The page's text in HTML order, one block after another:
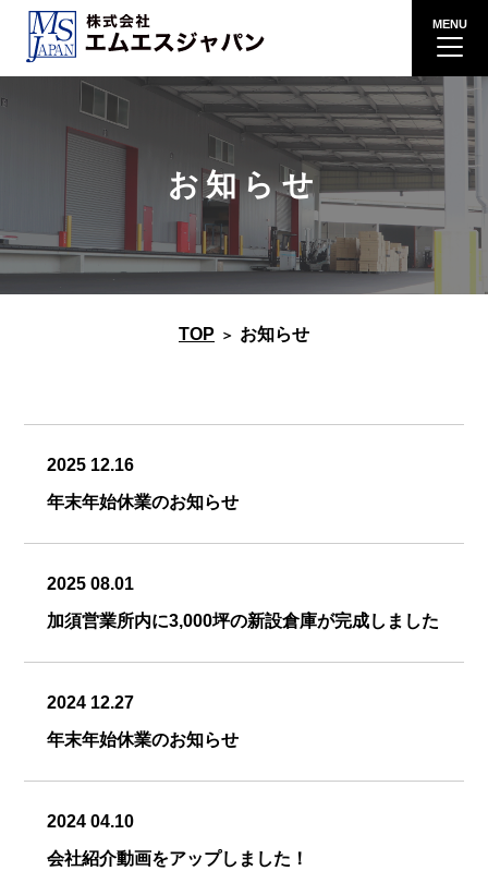
お知らせ
TOP お知らせ
2025 12.16
年末年始休業のお知らせ
2025 08.01
加須営業所内に3,000坪の新設倉庫が完成しました
2024 12.27
年末年始休業のお知らせ
2024 04.10
会社紹介動画をアップしました！